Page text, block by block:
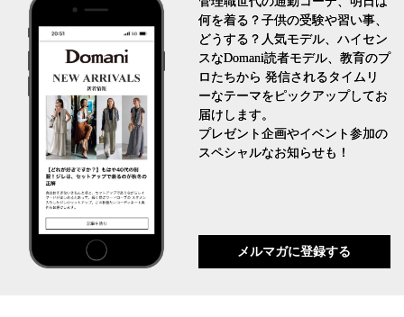
何を着る？子供の受験や習い事、
どうする？人気モデル、ハイセン
スなDomani読者モデル、教育のプ
ロたちから 発信されるタイムリ
ーなテーマをピックアップしてお
届けします。
プレゼント企画やイベント参加の
スペシャルなお知らせも！
メルマガに登録する